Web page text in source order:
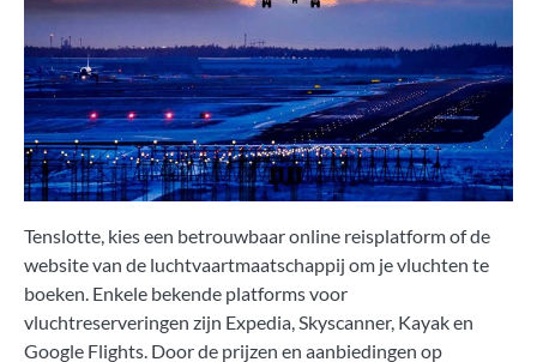
Tenslotte, kies een betrouwbaar online reisplatform of de
website van de luchtvaartmaatschappij om je vluchten te
boeken. Enkele bekende platforms voor
vluchtreserveringen zijn Expedia, Skyscanner, Kayak en
Google Flights. Door de prijzen en aanbiedingen op